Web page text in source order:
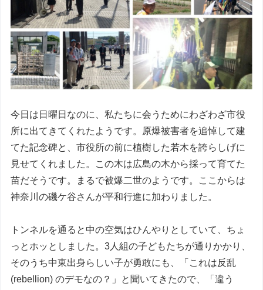
今日は日曜日なのに、私たちに会うためにわざわざ市役
所に出てきてくれたようです。原爆被害者を追悼して建
てた記念碑と、市役所の前に植樹した若木を誇らしげに
見せてくれました。この木は広島の木から採って育てた
苗だそうです。まるで被爆二世のようです。ここからは
神奈川の磯ケ谷さんが平和行進に加わりました。
トンネルを通ると中の空気はひんやりとしていて、ちょ
っとホッとしました。3人組の子どもたちが通りかかり、
そのうち中東出身らしい子が勇敢にも、「これは反乱
(rebellion) のデモなの？」と聞いてきたので、「違う